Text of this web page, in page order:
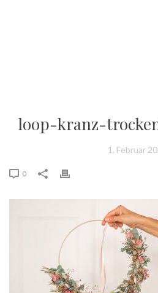
loop-kranz-
1. Februar
0